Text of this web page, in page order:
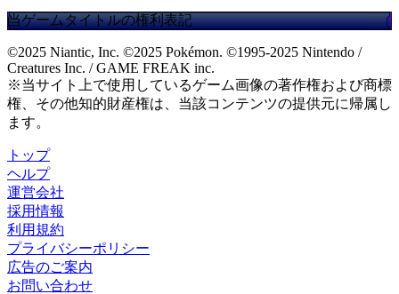
当ゲームタイトルの権利表記
©2025 Niantic, Inc. ©2025 Pokémon. ©1995-2025 Nintendo /
Creatures Inc. / GAME FREAK inc.
※当サイト上で使用しているゲーム画像の著作権および商標
権、その他知的財産権は、当該コンテンツの提供元に帰属し
ます。
トップ
ヘルプ
運営会社
採用情報
利用規約
プライバシーポリシー
広告のご案内
お問い合わせ